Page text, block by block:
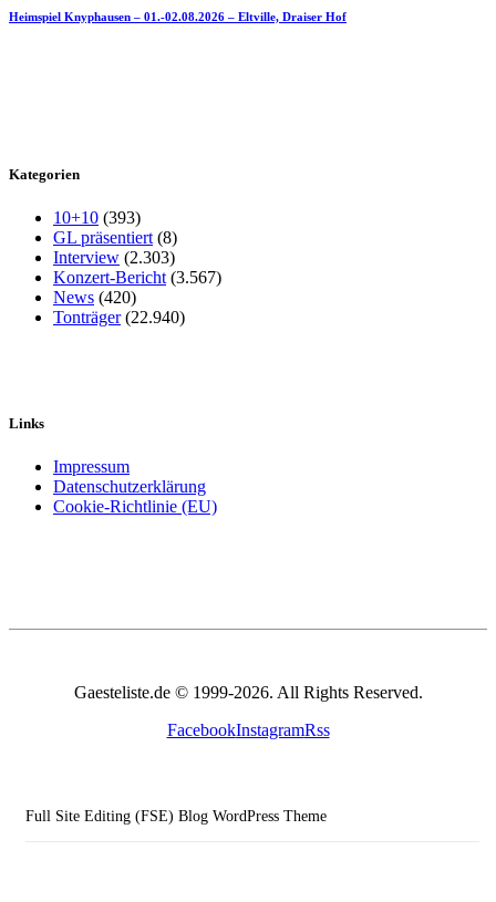
Heimspiel Knyphausen – 01.-02.08.2026 – Eltville, Draiser Hof
Kategorien
10+10 (393)
GL präsentiert (8)
Interview (2.303)
Konzert-Bericht (3.567)
News (420)
Tonträger(22.940)
Links
Impressum
Datenschutzerklärung
Cookie-Richtlinie (EU)
Gaesteliste.de © 1999-2026. All Rights Reserved.
FacebookInstagramRss
Full Site Editing (FSE) Blog WordPress Theme